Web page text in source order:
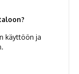
käyttöön ja